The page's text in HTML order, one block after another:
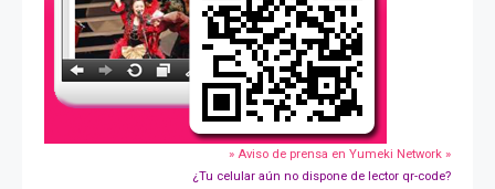
» Aviso de prensa en Yumeki Network »
¿Tu celular aún no dispone de lector qr-code?